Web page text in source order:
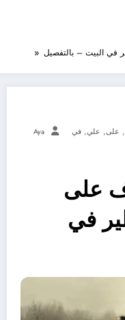
البيت – بالتفصيل
, على, علي, في Aya
على
في